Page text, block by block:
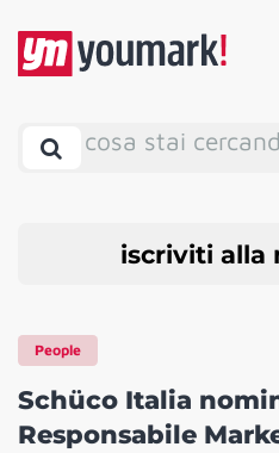
cosa stai
iscriviti alla
People
Schüco Italia
Responsabile